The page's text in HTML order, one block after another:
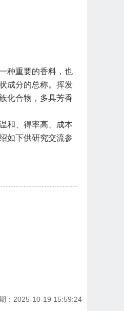
种重要的香料，也
成分的总称。挥发
化合物，多具芳香
和、得率高、成本
如下供研究交流参
：2025-10-19 15:59:24